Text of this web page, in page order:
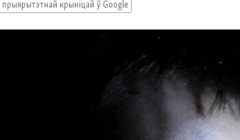
прыярытэтнай крыніцай ў Google